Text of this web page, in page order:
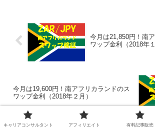
今月は21,850円！南
ワップ金利（2018年１
今月は19,600円！南アフリカランドのス
ワップ金利（2018年２月）
キャリアコンサルタント アフィリエイト 有料記事販売